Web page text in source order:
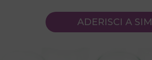
ADERISCI A SIM